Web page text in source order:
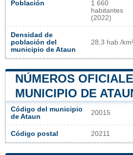
Población
1 660
habitantes
(2022)
Densidad de
población del
municipio de Ataun
28,3 hab./
NÚMEROS
MUNICIPIO DE
Código del municipio
de Ataun
20015
Código postal 20211